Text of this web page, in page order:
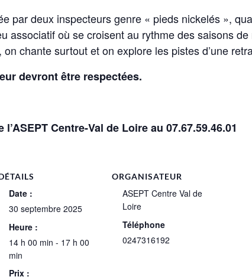
par deux inspecteurs genre « pieds nickelés »,
associatif où se croisent au rythme des saisons
chante surtout et on explore les pistes d’une
devront être respectées.
Centre-Val de Loireau 07.67.59.46.01
Date :
30 septembre 2025
Heure :
14 h 00 min - 17 h 00
min
Prix :
ORGANISATEUR
ASEPT Centre Val de
Loire
Téléphone
0247316192